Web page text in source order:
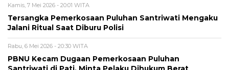
Kamis, 7 Mei 2026 - 20:01 WITA
Tersangka Pemerkosaan Puluhan Santriwati Mengaku
Jalani Ritual Saat Diburu Polisi
Rabu, 6 Mei 2026 - 20:30 WITA
PBNU Kecam Dugaan Pemerkosaan Puluhan
Santriwati di Pati, Minta Pelaku Dihukum Berat